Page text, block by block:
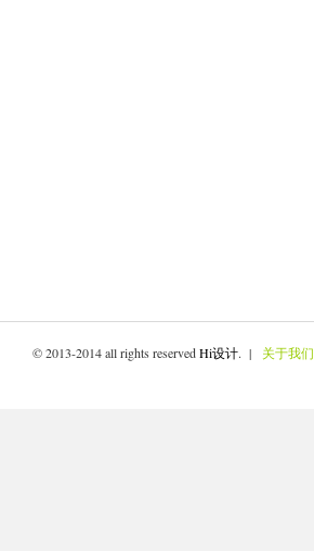
© 2013-2014 all rights reservedHi设计. | 关于我们